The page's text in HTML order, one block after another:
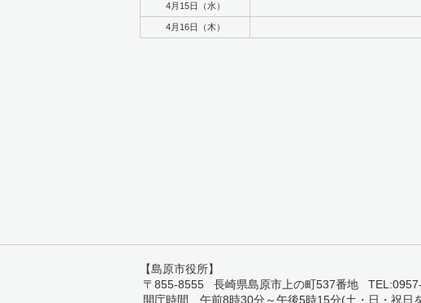
4月15日（水）
4月16日（木）
【島原市役所】
〒855-8555 長崎県島原市上の町537番地
開庁時間 午前8時30分～午後5時15分(土・日・祝日